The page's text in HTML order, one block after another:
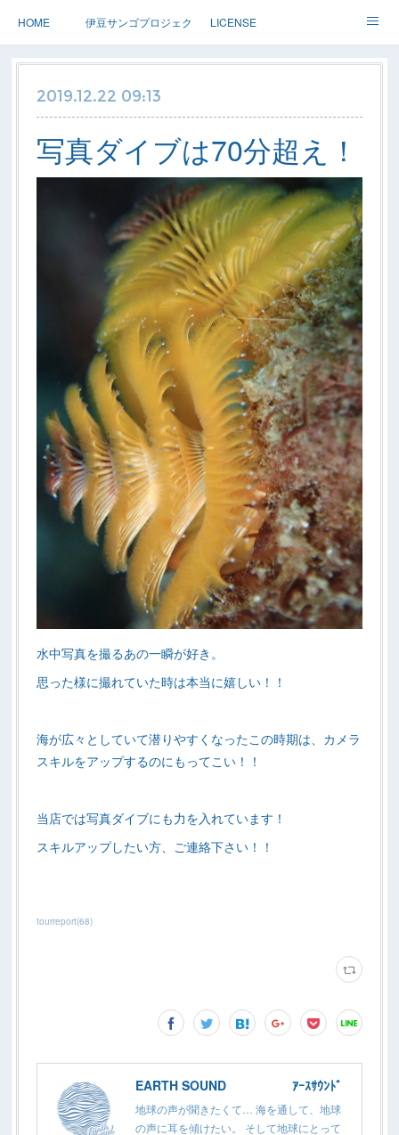
HOME 伊豆サンゴプロジェクト LICENSE
体験ダイブ 親子ダイブ ステップアップ ツアー情報
2019.12.22 09:13
写真ダイブは70分超え！
水中写真を撮るあの一瞬が好き。
思った様に撮れていた時は本当に嬉しい！！
海が広々としていて潜りやすくなったこの時期は、カメラ
スキルをアップするのにもってこい！！
当店では写真ダイブにも力を入れています！
スキルアップしたい方、ご連絡下さい！！
tourreport(68)
EARTH SOUND ｱｰｽｻｳﾝﾄﾞ
地球の声が聞きたくて… 海を通して、地球
の声に耳を傾けたい。 そして地球にとって